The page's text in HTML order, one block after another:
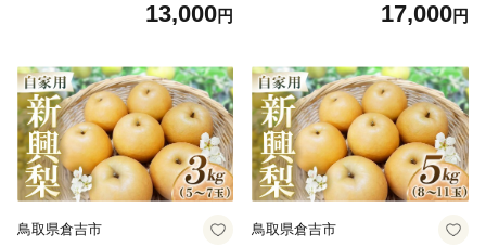
こうなし 人気 進物 贈答用
13,000円
こうなし 人気 進物 贈答用
17,000円
鳥取県倉吉市 鳥取県倉吉市